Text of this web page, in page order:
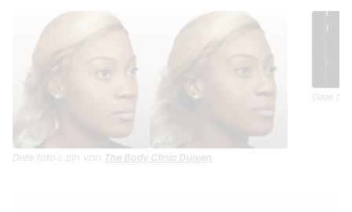
Deze foto's zijn van The Body Clinic Duiven
Deze